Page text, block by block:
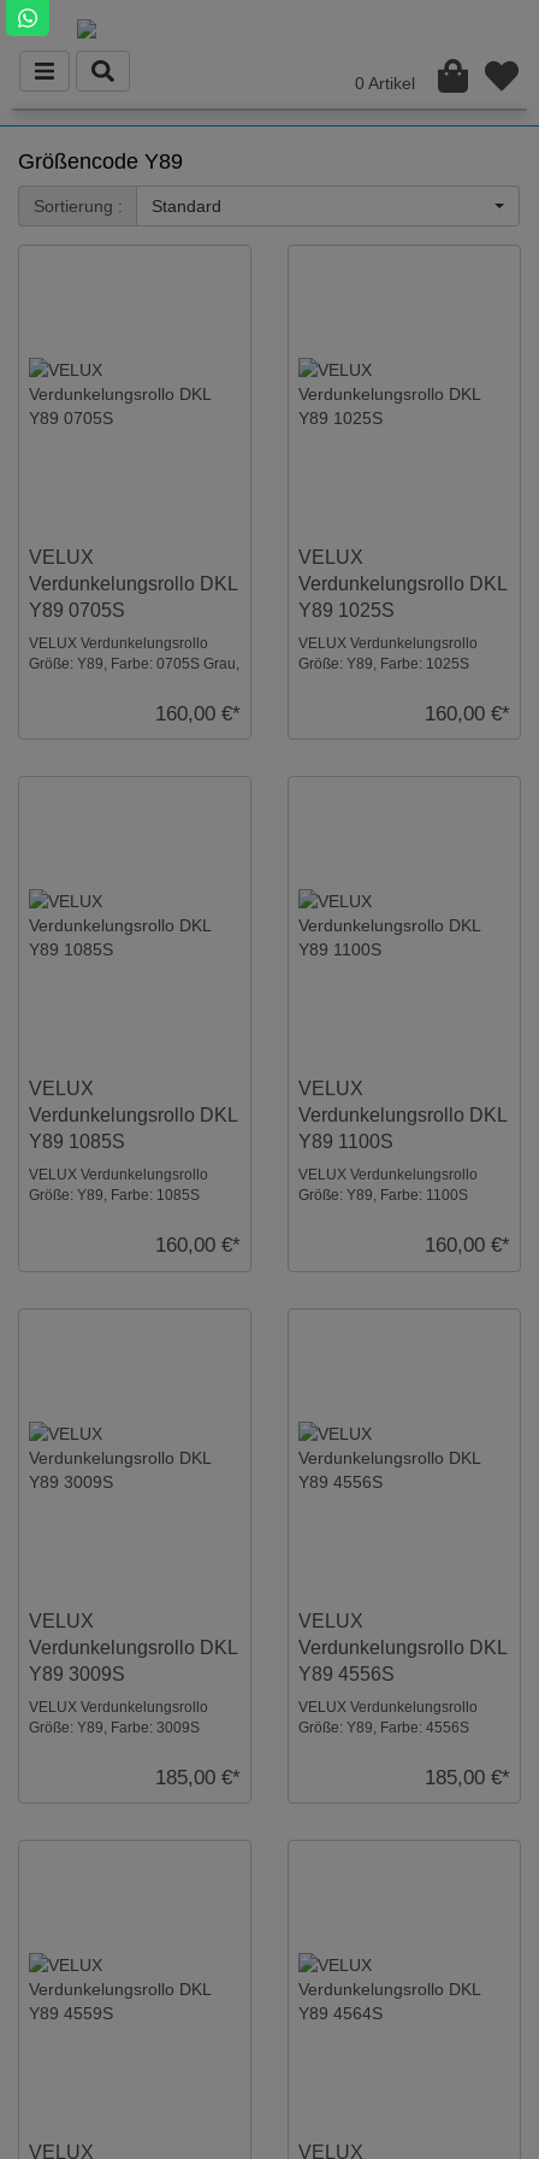
0 Artikel
Größencode Y89
Sortierung : Standard
VELUX
Verdunkelungsrollo DKL
Y89 0705S
VELUX Verdunkelungsrollo
Größe: Y89, Farbe: 0705S Grau,
160,00 €*
VELUX
Verdunkelungsrollo DKL
Y89 1025S
VELUX Verdunkelungsrollo
Größe: Y89, Farbe: 1025S
160,00 €*
VELUX
Verdunkelungsrollo DKL
Y89 1085S
VELUX Verdunkelungsrollo
Größe: Y89, Farbe: 1085S
160,00 €*
VELUX
Verdunkelungsrollo DKL
Y89 1100S
VELUX Verdunkelungsrollo
Größe: Y89, Farbe: 1100S
160,00 €*
VELUX
Verdunkelungsrollo DKL
Y89 3009S
VELUX Verdunkelungsrollo
Größe: Y89, Farbe: 3009S
185,00 €*
VELUX
Verdunkelungsrollo DKL
Y89 4556S
VELUX Verdunkelungsrollo
Größe: Y89, Farbe: 4556S
185,00 €*
VELUX VELUX